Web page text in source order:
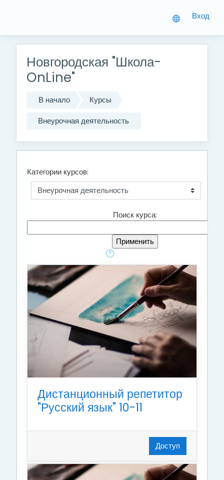
Вход
Новгородская "Школа-
OnLine"
В начало
Курсы
Внеурочная деятельность
Категории курсов:
Дистанционный репетитор
"Русский язык" 10-11
Доступ